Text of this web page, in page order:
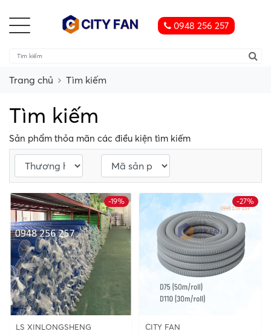
0948 256 257
Trang chủ Tìm kiếm
Tìm kiếm
Sản phẩm thỏa mãn các điều kiện tìm kiếm
-19%
LS XINLONGSHENG
-27%
CITY FAN